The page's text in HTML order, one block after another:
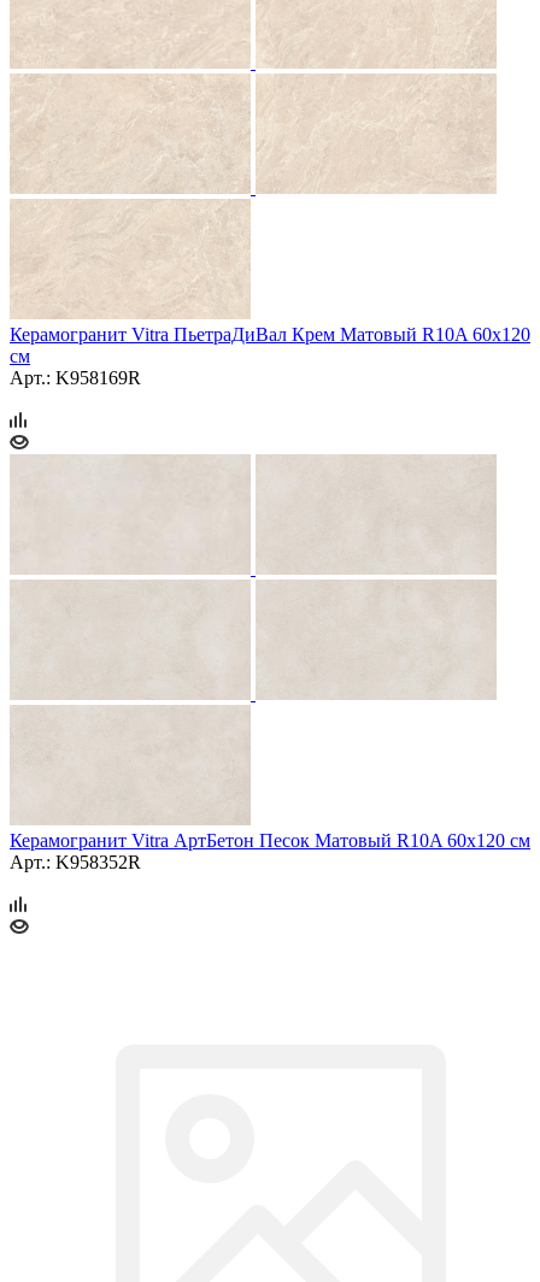
Керамогранит Vitra ПьетраДиВал Крем Матовый R10A 60x120
см
Арт.: K958169R
Керамогранит Vitra АртБетон Песок Матовый R10A 60x120 см
Арт.: K958352R